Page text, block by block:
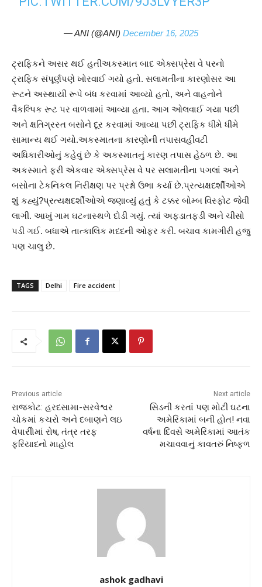
— ANI (@ANI) December 16, 2025
ટ્રાફિકને અસર થઈ હતીઅકસ્માત બાદ એક્સપ્રેસ વે પરનો
ટ્રાફિક સંપૂર્ણપણે ખોરવાઈ ગયો હતો. સલામતીના કારણોસર આ
રૂટને અસ્થાયી રૂપે બંધ કરવામાં આવ્યો હતો, અને વાહનોને
વૈકલ્પિક રૂટ પર વાળવામાં આવ્યા હતા. આગ ઓલવાઈ ગયા પછી
અને ક્ષતિગ્રસ્ત બસોને દૂર કરવામાં આવ્યા પછી ટ્રાફિક ધીમે ધીમે
સામાન્ય થઈ ગયો.અકસ્માતના કારણોની તપાસવહીવટી
અધિકારીઓનું કહેવું છે કે અકસ્માતનું કારણ તપાસ હેઠળ છે. આ
અકસ્માતે ફરી એકવાર એક્સપ્રેસ વે પર સલામતીના પગલાં અને
બસોના ટેકનિકલ નિરીક્ષણ પર પ્રશ્નો ઉભા કર્યા છે.પ્રત્યક્ષદર્શીઓએ
શું કહ્યું?પ્રત્યક્ષદર્શીઓએ જણાવ્યું હતું કે ટક્કર બોમ્બ વિસ્ફોટ જેવી
લાગી. આખું ગામ ઘટનાસ્થળે દોડી ગયું. ત્યાં અફડાતફડી અને ચીસો
પડી ગઈ. બધાએ તાત્કાલિક મદદની ઓફર કરી. બચાવ કામગીરી હજુ
પણ ચાલુ છે.
TAGS Delhi Fire accident
Previous article
રાજકોટ: હરદસામા-સરવેશ્વર
ચોકમાં કચરો અને દબાણને લઇ
વેપારીોમાં રોષ, તંત્ર તરફ
ફરિયાદનો માહોલ
Next article
સિડની કરતાં પણ મોટી ઘટના
અમેરિકામાં બની હોત! નવા
વર્ષના દિવસે અમેરિકામાં આતંક
મચાવવાનું કાવતરું નિષ્ફળ
ashok gadhavi